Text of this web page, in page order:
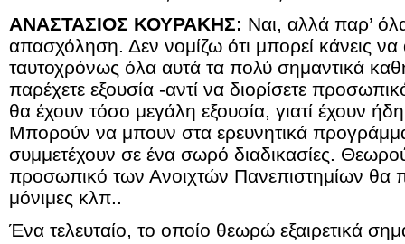
ΑΝΑΣΤΑΣΙΟΣ ΚΟΥΡΑΚΗΣ: Ναι, αλλά παρ’
απασχόληση. Δεν νομίζω ότι μπορεί κάνεις να
ταυτοχρόνως όλα αυτά τα πολύ σημαντικά
παρέχετε εξουσία -αντί να διορίσετε
θα έχουν τόσο μεγάλη εξουσία, γιατί έχουν
Μπορούν να μπουν στα ερευνητικά
συμμετέχουν σε ένα σωρό διαδικασίες.
προσωπικό των Ανοιχτών Πανεπιστημίων θα
μόνιμες κλπ..
Ένα τελευταίο, το οποίο θεωρώ εξαιρετικά